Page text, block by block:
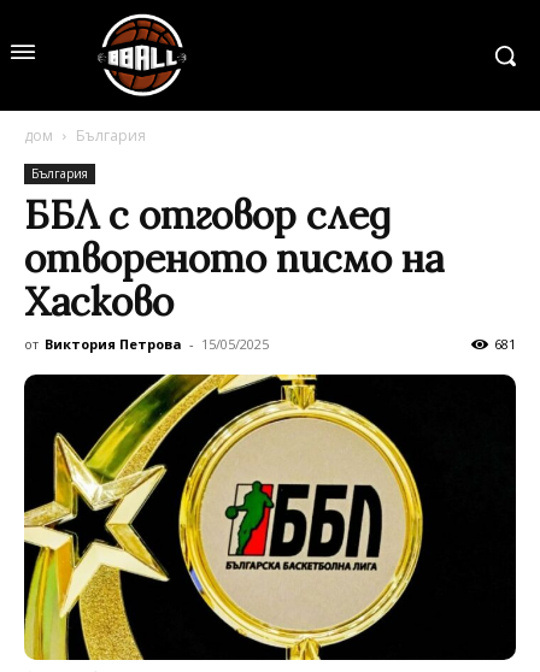
дом България
България
ББЛ с отговор след
отвореното писмо на
Хасково
от Виктория Петрова - 15/05/2025 681